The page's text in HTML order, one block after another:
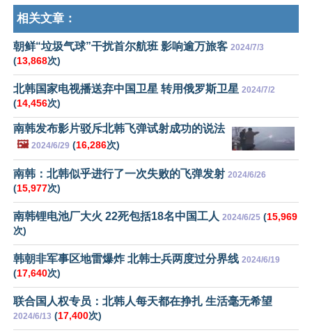
相关文章：
朝鲜“垃圾气球”干扰首尔航班 影响逾万旅客 2024/7/3
(13,868次)
北韩国家电视播送弃中国卫星 转用俄罗斯卫星 2024/7/2
(14,456次)
南韩发布影片驳斥北韩飞弹试射成功的说法
🖼️ 2024/6/29 (16,286次)
南韩：北韩似乎进行了一次失败的飞弹发射 2024/6/26
(15,977次)
南韩锂电池厂大火 22死包括18名中国工人 2024/6/25 (15,969
次)
韩朝非军事区地雷爆炸 北韩士兵两度过分界线 2024/6/19
(17,640次)
联合国人权专员：北韩人每天都在挣扎 生活毫无希望
2024/6/13 (17,400次)